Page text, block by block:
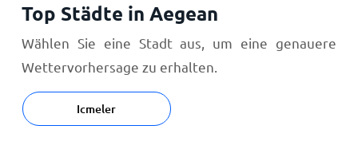
Top Städte in Aegean
Wählen Sie eine Stadt aus, um eine genauere
Wettervorhersage zu erhalten.
Icmeler